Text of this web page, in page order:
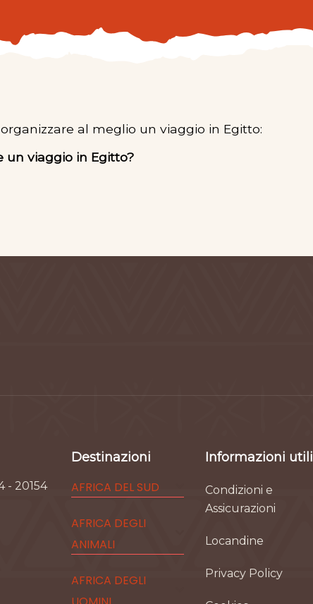
al meglio un viaggio in Egitto:
un viaggio in Egitto?
- 20154
Destinazioni
AFRICA DEL SUD
AFRICA DEGLI
ANIMALI
AFRICA DEGLI
Informazioni utili
Condizioni e
Assicurazioni
Locandine
Privacy Policy